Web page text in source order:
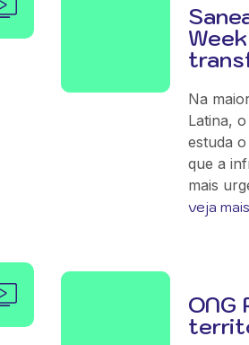
Na
Latina,
estuda
que a
mais
veja mais
ONG